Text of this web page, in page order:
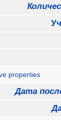
properties
Дата